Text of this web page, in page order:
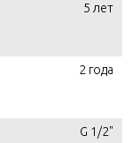
5 лет
2 года
G 1/2"